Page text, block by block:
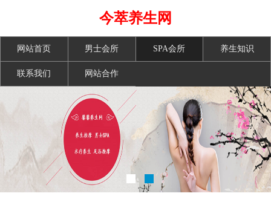
今萃养生网
网站首页 男士会所 SPA会所 养生知识
联系我们 网站合作